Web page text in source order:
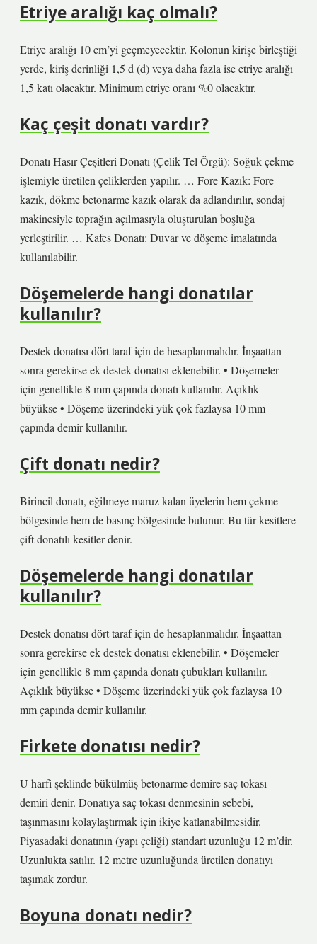
Etriye aralığı kaç olmalı?
Etriye aralığı 10 cm’yi geçmeyecektir. Kolonun kirişe birleştiği
yerde, kiriş derinliği 1,5 d (d) veya daha fazla ise etriye aralığı
1,5 katı olacaktır. Minimum etriye oranı %0 olacaktır.
Kaç çeşit donatı vardır?
Donatı Hasır Çeşitleri Donatı (Çelik Tel Örgü): Soğuk çekme
işlemiyle üretilen çeliklerden yapılır. … Fore Kazık: Fore
kazık, dökme betonarme kazık olarak da adlandırılır, sondaj
makinesiyle toprağın açılmasıyla oluşturulan boşluğa
yerleştirilir. … Kafes Donatı: Duvar ve döşeme imalatında
kullanılabilir.
Döşemelerde hangi donatılar
kullanılır?
Destek donatısı dört taraf için de hesaplanmalıdır. İnşaattan
sonra gerekirse ek destek donatısı eklenebilir. • Döşemeler
için genellikle 8 mm çapında donatı kullanılır. Açıklık
büyükse • Döşeme üzerindeki yük çok fazlaysa 10 mm
çapında demir kullanılır.
Çift donatı nedir?
Birincil donatı, eğilmeye maruz kalan üyelerin hem çekme
bölgesinde hem de basınç bölgesinde bulunur. Bu tür kesitlere
çift donatılı kesitler denir.
Döşemelerde hangi donatılar
kullanılır?
Destek donatısı dört taraf için de hesaplanmalıdır. İnşaattan
sonra gerekirse ek destek donatısı eklenebilir. • Döşemeler
için genellikle 8 mm çapında donatı çubukları kullanılır.
Açıklık büyükse • Döşeme üzerindeki yük çok fazlaysa 10
mm çapında demir kullanılır.
Firkete donatısı nedir?
U harfi şeklinde bükülmüş betonarme demire saç tokası
demiri denir. Donatıya saç tokası denmesinin sebebi,
taşınmasını kolaylaştırmak için ikiye katlanabilmesidir.
Piyasadaki donatının (yapı çeliği) standart uzunluğu 12 m’dir.
Uzunlukta satılır. 12 metre uzunluğunda üretilen donatıyı
taşımak zordur.
Boyuna donatı nedir?